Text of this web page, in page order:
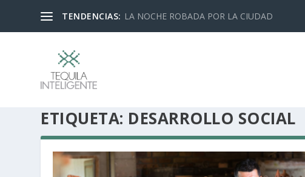
TENDENCIAS: LA NOCHE ROBADA POR LA CIUDAD
ETIQUETA: DESARROLLO SOCIAL